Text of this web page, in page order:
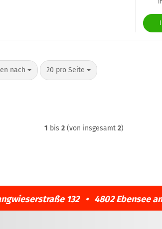
nach
nach 20 pro Seite
pro Seite
1 bis2 (von insgesamt2)
132 • 4802 Ebensee